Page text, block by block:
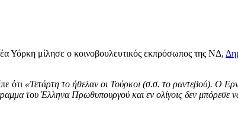
Υόρκη μίλησε ο κοινοβουλευτικός εκπρόσωπος της ΝΔ,
ότι «Τετάρτη το ήθελαν οι Τούρκοι (σ.σ. το ραντεβού). Ο
του Έλληνα Πρωθυπουργού και εν ολίγοις δεν μπόρεσε να